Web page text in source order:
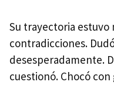
Su trayectoria estuvo
contradicciones.
desesperadamente.
cuestionó. Chocó